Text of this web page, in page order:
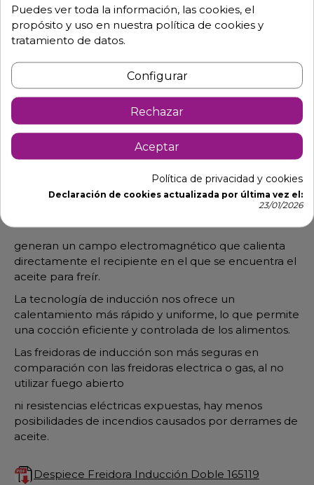
Descripción Detalles de producto
Freidora de doble cuba de inducción
También conocida como freidora de inducción
magnética, es un tipo de freidora
que utiliza tecnología de inducción para freir y
A diferencia de las freidoras convencionales que
utilizan resistencias o quemadores de gas, estas
generan un campo electromagnético que calienta
directamente el recipiente en el que se encuentra el
aceite para freír.
La tecnología de inducción nos ofrece un
calentamiento más rápido y uniforme, lo que permite
una cocción eficiente y controlada de los alimentos.
Las freidoras de inducción son más seguras en
comparación con las freidoras electrica o gas, al no
utilizar fuego abierto
ni resistencias eléctricas expuestas, hay menos
posibilidades de incendios causados por derrames de
aceite.
Despiece Freidora Inducción Doble 165119
Puedes ver toda la información, las cookies, el
propósito y uso en nuestra política de cookies y
tratamiento de datos.
Configurar
Rechazar
Aceptar
Política de privacidad y cookies
Declaración de cookies actualizada por última vez el:
23/01/2026